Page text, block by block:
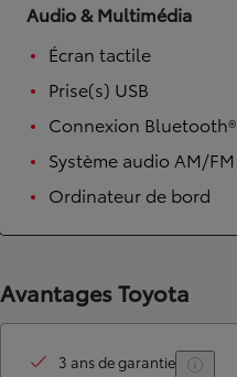
Audio & Multimédia
Écran tactile
Prise(s) USB
Connexion Bluetooth®
Système audio AM/FM
Ordinateur de bord
Avantages Toyota
3 ans de garantie